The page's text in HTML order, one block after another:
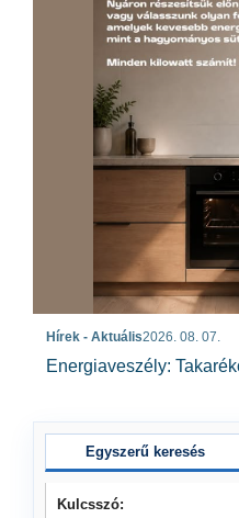
Hírek - Aktuális2026. 08. 07.
Energiaveszély:
Egyszerű keresés
Kulcsszó: